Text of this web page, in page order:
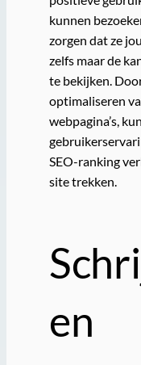
kunnen
zorgen dat ze
zelfs maar de
te bekijken.
optimaliseren
webpagina’s,
SEO-ranking
site trekken.
en